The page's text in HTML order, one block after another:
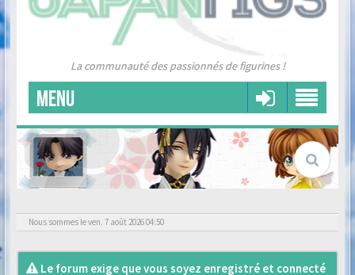
La communauté des passionnés de figurines !
MENU
Nous sommes le ven. 7 août 2026 04:50
Le forum exige que vous soyez enregistré et connecté